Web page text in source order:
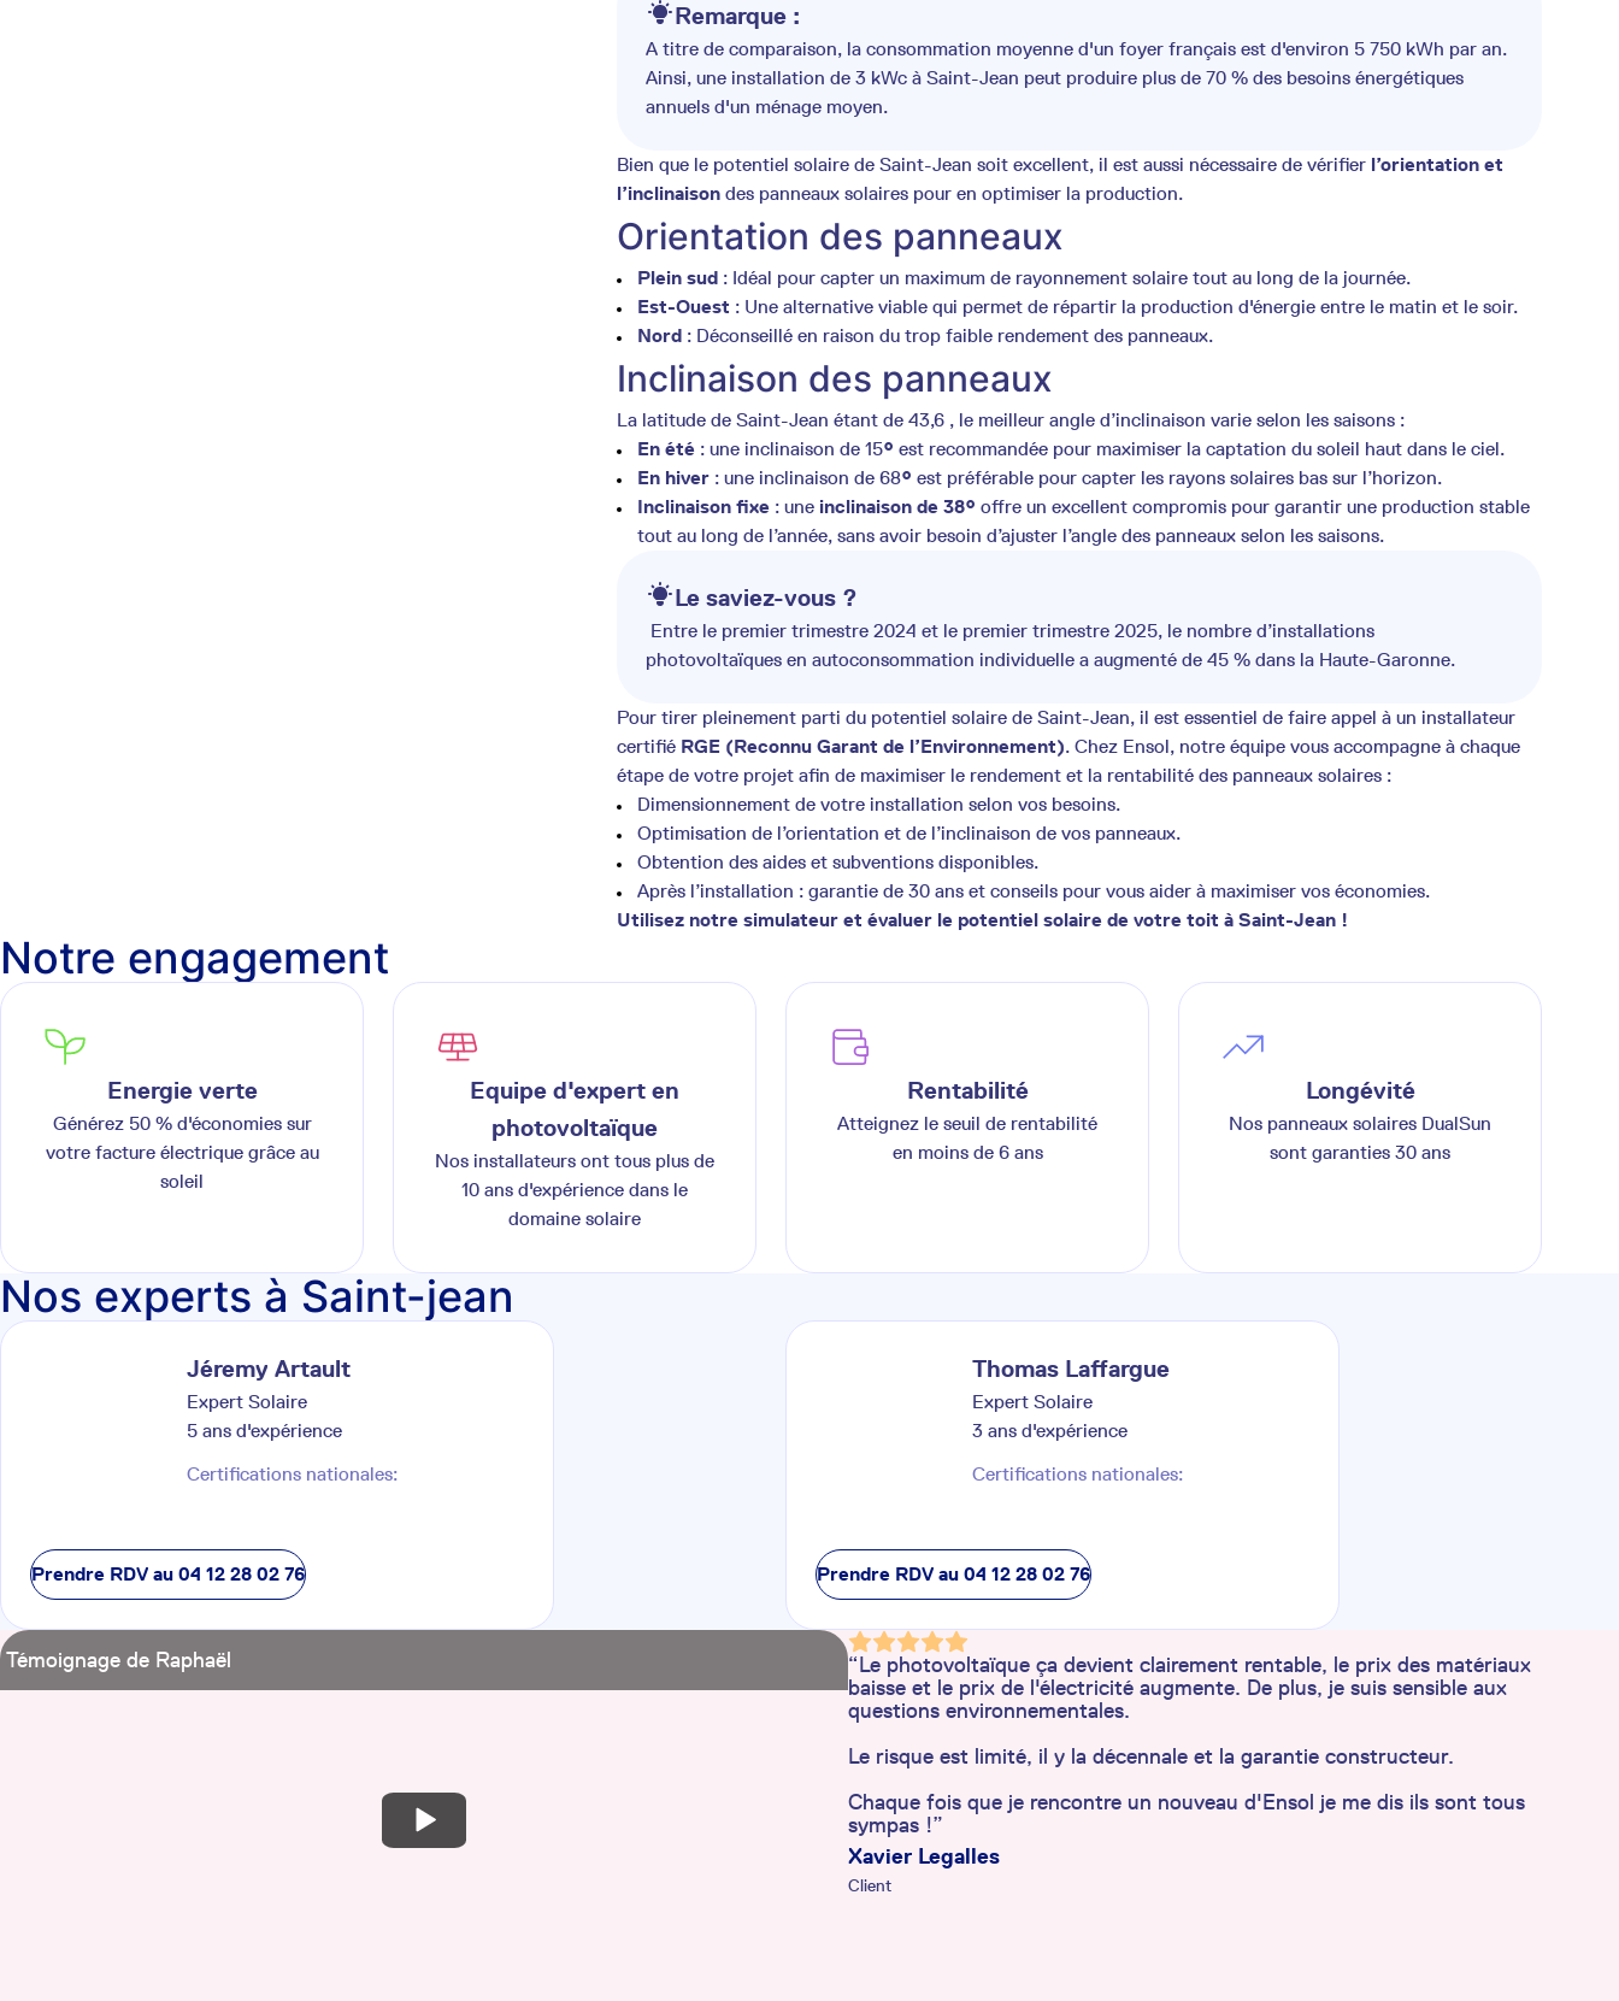
Remarque :
A titre de comparaison, la consommation moyenne d'un foyer français est d'environ 5 750 kWh par an.
Ainsi, une installation de 3 kWc à Saint-Jean peut produire plus de 70 % des besoins énergétiques
annuels d'un ménage moyen.
Bien que le potentiel solaire de Saint-Jean soit excellent, il est aussi nécessaire de vérifier l’orientation et
l’inclinaison des panneaux solaires pour en optimiser la production.
Orientation des panneaux
Plein sud : Idéal pour capter un maximum de rayonnement solaire tout au long de la journée.
Est-Ouest : Une alternative viable qui permet de répartir la production d'énergie entre le matin et le soir.
Nord : Déconseillé en raison du trop faible rendement des panneaux.
Inclinaison des panneaux
La latitude de Saint-Jean étant de 43,6 , le meilleur angle d’inclinaison varie selon les saisons :
En été : une inclinaison de 15° est recommandée pour maximiser la captation du soleil haut dans le ciel.
En hiver : une inclinaison de 68° est préférable pour capter les rayons solaires bas sur l’horizon.
Inclinaison fixe : une inclinaison de 38° offre un excellent compromis pour garantir une production stable
tout au long de l’année, sans avoir besoin d’ajuster l’angle des panneaux selon les saisons.
Le saviez-vous ?
Entre le premier trimestre 2024 et le premier trimestre 2025, le nombre d’installations
photovoltaïques en autoconsommation individuelle a augmenté de 45 % dans la Haute-Garonne.
Pour tirer pleinement parti du potentiel solaire de Saint-Jean, il est essentiel de faire appel à un installateur
certifié RGE (Reconnu Garant de l’Environnement). Chez Ensol, notre équipe vous accompagne à chaque
étape de votre projet afin de maximiser le rendement et la rentabilité des panneaux solaires :
Dimensionnement de votre installation selon vos besoins.
Optimisation de l’orientation et de l’inclinaison de vos panneaux.
Obtention des aides et subventions disponibles.
Après l’installation : garantie de 30 ans et conseils pour vous aider à maximiser vos économies.
Utilisez notre simulateur et évaluer le potentiel solaire de votre toit à Saint-Jean !
Notre engagement
Energie verte
Générez 50 % d'économies sur
votre facture électrique grâce au
soleil
Equipe d'expert en
photovoltaïque
Nos installateurs ont tous plus de
10 ans d'expérience dans le
domaine solaire
Rentabilité
Atteignez le seuil de rentabilité
en moins de 6 ans
Longévité
Nos panneaux solaires DualSun
sont garanties 30 ans
Nos experts à Saint-jean
Jéremy Artault
Expert Solaire
5 ans d'expérience
Certifications nationales:
Prendre RDV au 04 12 28 02 76
Thomas Laffargue
Expert Solaire
3 ans d'expérience
Certifications nationales:
Prendre RDV au 04 12 28 02 76
Témoignage de Raphaël
“Le photovoltaïque ça devient clairement rentable, le prix des matériaux
baisse et le prix de l'électricité augmente. De plus, je suis sensible aux
questions environnementales.
Le risque est limité, il y la décennale et la garantie constructeur.
Chaque fois que je rencontre un nouveau d'Ensol je me dis ils sont tous
sympas !”
Xavier Legalles
Client